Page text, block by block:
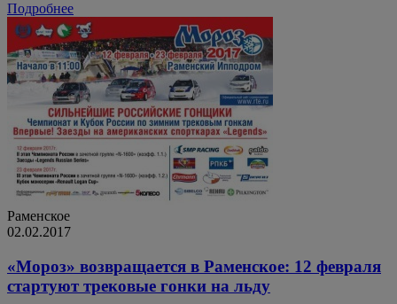
Подробнее
Раменское
02.02.2017
«Мороз» возвращается в Раменское: 12 февраля
стартуют трековые гонки на льду